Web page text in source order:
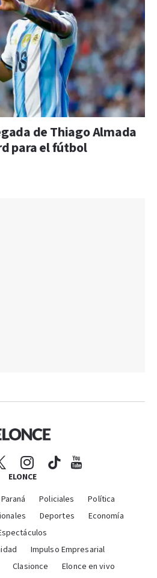
de Thiago Almada
para el fútbol
ELONCE
Paraná Policiales
Política
Deportes
Economía
Impulso Empresarial
Clasionce
Elonce en vivo